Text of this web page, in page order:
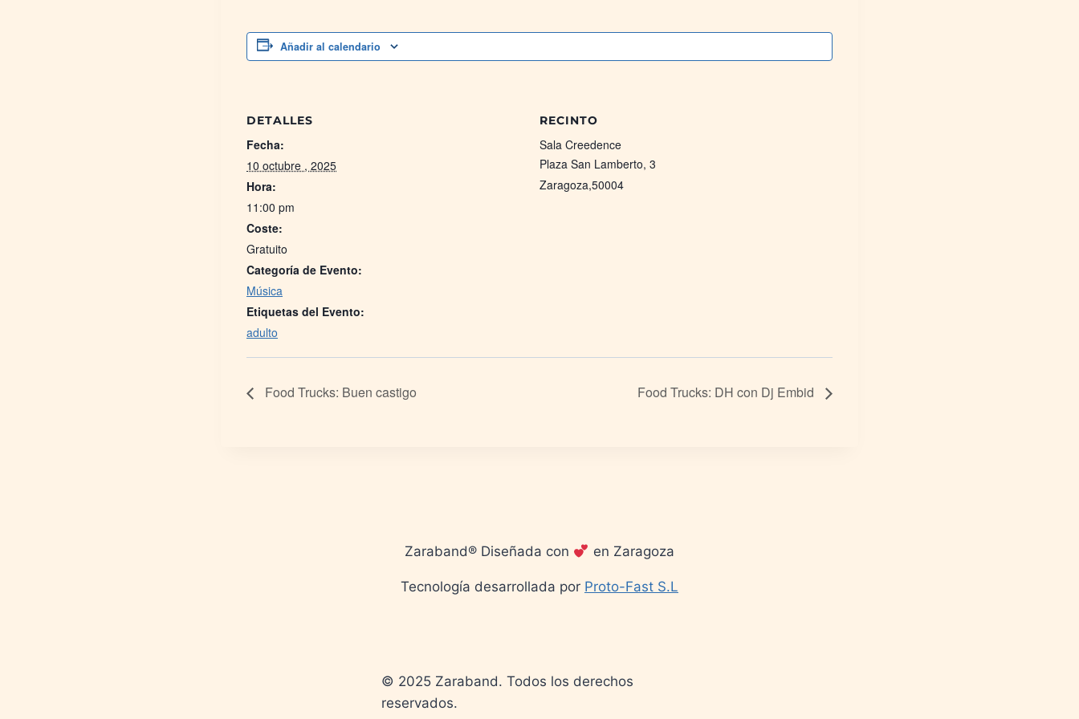
Añadir al calendario
DETALLES
Fecha:
10 octubre , 2025
Hora:
11:00 pm
Coste:
Gratuito
Categoría de Evento:
Música
Etiquetas del Evento:
adulto
RECINTO
Sala Creedence
Plaza San Lamberto, 3
Zaragoza,50004
Food Trucks: Buen castigo Food Trucks: DH con Dj Embid
Zaraband® Diseñada con en Zaragoza
Tecnología desarrollada por Proto-Fast S.L
© 2025 Zaraband. Todos los derechos
reservados.